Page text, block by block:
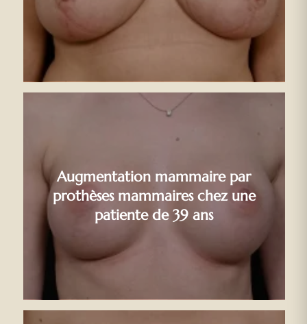
Augmentation mammaire par
prothèses mammaires chez une
patiente de 39 ans